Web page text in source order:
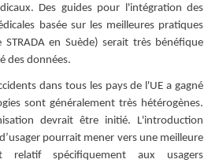
Des guides pour l'intégration des
basée sur les meilleures pratiques
en Suède) serait très bénéfique
des données.
dans tous les pays de l'UE a gagné
sont généralement très hétérogènes.
devrait être initié. L'introduction
pourrait mener vers une meilleure
relatif spécifiquement aux usagers